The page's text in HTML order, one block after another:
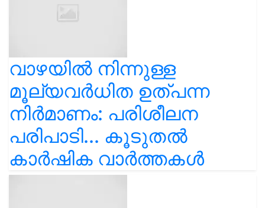
വാഴയിൽ നിന്നുള്ള
മൂല്യവർധിത ഉത്പന്ന
നിർമാണം: പരിശീലന
പരിപാടി... കൂടുതൽ
കാർഷിക വാർത്തകൾ